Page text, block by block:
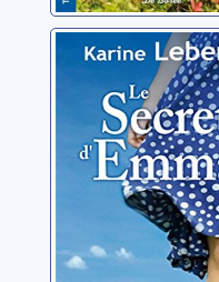
Le secret
d'Emma
Lebert, Karine